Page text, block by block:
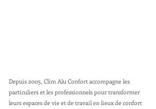
Depuis 2005, Clim Alu Confort accompagne les
particuliers et les professionnels pour transformer
leurs espaces de vie et de travail en lieux de confort